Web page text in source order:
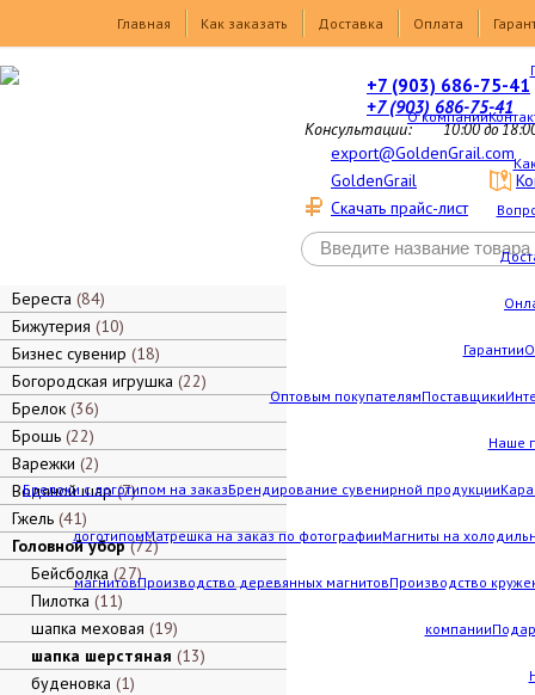
Главная
Как заказать Доставка Оплата
О компании
Гарантии
Оптовым покупателямПоставщики
Наше
Брелоки с логотипом на заказБрендирование сувенирной продукции
логотипомМатрешка на заказ по фотографииМагниты на
магнитовПроизводство деревянных магнитовПроизводство
компании
+7 (903) 686-75-41
+7 (903) 686-75-41
Консультации: 10:00 до
export@GoldenGrail.com
GoldenGrail
Скачать прайс-лист
Береста 84
Бижутерия 10
Бизнес сувенир 18
Богородская игрушка 22
Брелок 36
Брошь 22
Варежки 2
Водяной шар 7
Гжель 41
Головной убор 72
Бейсболка 27
Пилотка 11
шапка меховая 19
шапка шерстяная 13
буденовка 1